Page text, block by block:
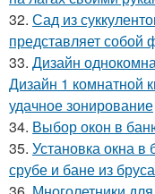
32. Сад из
представляет собой
33. Дизайн
Дизайн 1 комнатной
удачное зонирование
34. Выбор окон в
35. Установка окна в
срубе и бане из бруса